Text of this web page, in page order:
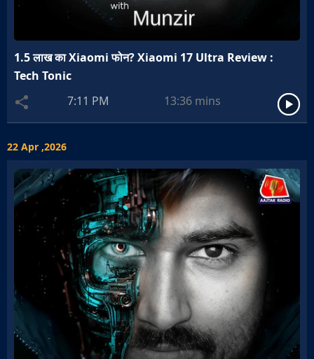
1.5 लाख का Xiaomi फोन? Xiaomi 17 Ultra Review :
Tech Tonic
7:11 PM
13:36 mins
22 Apr ,2026